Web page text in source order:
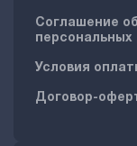
Соглашение
персональных
Условия
Договор-